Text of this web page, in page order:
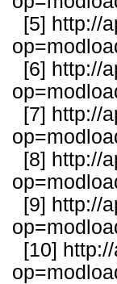
[5] http://
[6] http://
[7] http://
[8] http://
[9] http://
[10]